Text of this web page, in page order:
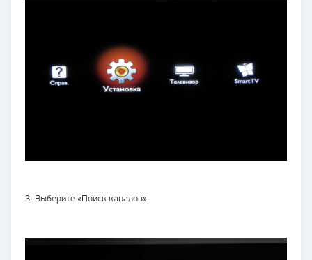
3. Выберите «Поиск каналов».